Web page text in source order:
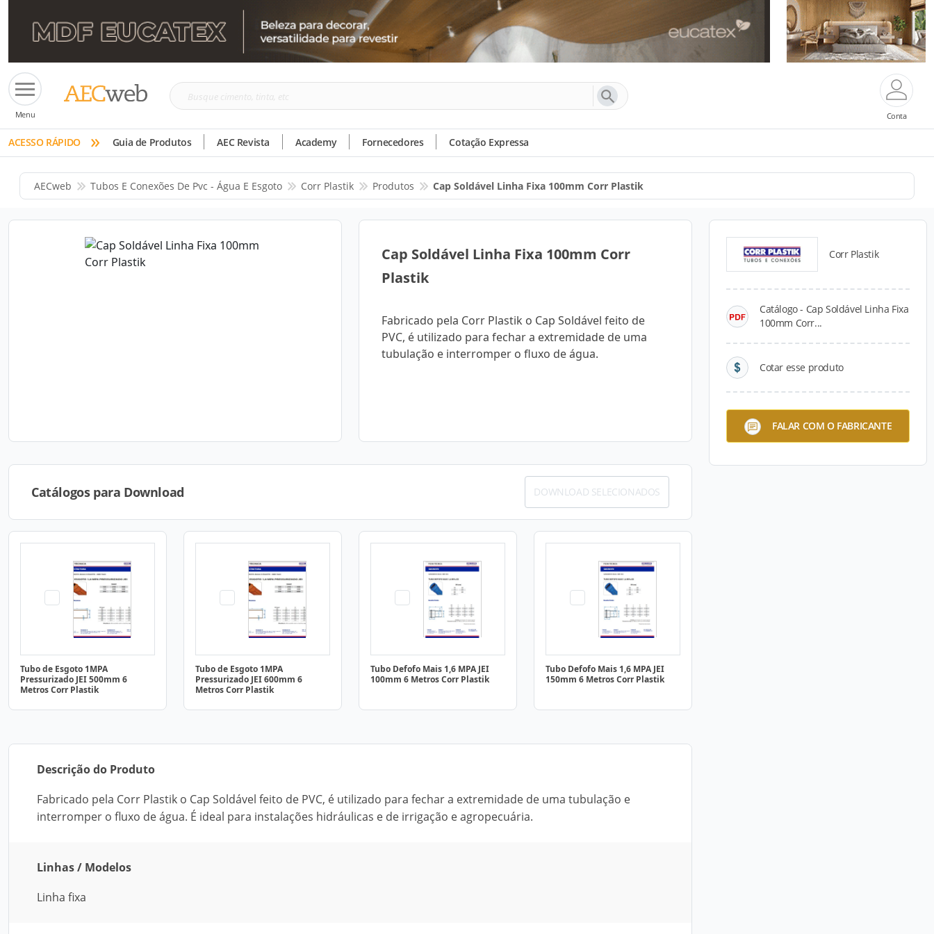
Menu
Busque
tinta,
etc
Conta
ACESSO RÁPIDO » Guia de Produtos AEC Revista Academy Fornecedores Cotação Expressa
AECweb Tubos E Conexões De Pvc - Água E Esgoto Corr Plastik Produtos Cap Soldável Linha Fixa 100mm Corr Plastik
Cap Soldável Linha Fixa 100mm Corr
Plastik
Fabricado pela Corr Plastik o Cap Soldável feito de
PVC, é utilizado para fechar a extremidade de uma
tubulação e interromper o fluxo de água.
Corr Plastik
Catálogo - Cap Soldável Linha Fixa
100mm Corr...
Cotar esse produto
FALAR COM O FABRICANTE
Catálogos para Download DOWNLOAD SELECIONADOS
Tubo de Esgoto 1MPA
Pressurizado JEI 500mm 6
Metros Corr Plastik
Tubo de Esgoto 1MPA
Pressurizado JEI 600mm 6
Metros Corr Plastik
Tubo Defofo Mais 1,6 MPA JEI
100mm 6 Metros Corr Plastik
Tubo Defofo Mais 1,6 MPA JEI
150mm 6 Metros Corr Plastik
Descrição do Produto
Fabricado pela Corr Plastik o Cap Soldável feito de PVC, é utilizado para fechar a extremidade de uma tubulação e
interromper o fluxo de água. É ideal para instalações hidráulicas e de irrigação e agropecuária.
Linhas / Modelos
Linha fixa